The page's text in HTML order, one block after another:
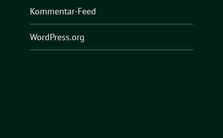
Kommentar-Feed
WordPress.org